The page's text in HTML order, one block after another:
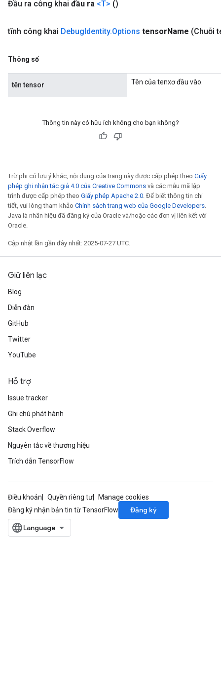
Đầu ra công khai đầu ra <T> ()
tĩnh công khai DebugIdentity.Options tensorName (Chuỗi
Thông số
tên tensor Tên của tenxơ đầu vào.
Thông tin này có hữu ích không cho bạn không?
Trừ phi có lưu ý khác, nội dung của trang này được cấp phép theo Giấy
phép ghi nhận tác giả 4.0 của Creative Commons và các mẫu mã lập
trình được cấp phép theo Giấy phép Apache 2.0. Để biết thông tin chi
tiết, vui lòng tham khảo Chính sách trang web của Google Developers.
Java là nhãn hiệu đã đăng ký của Oracle và/hoặc các đơn vị liên kết với
Oracle.
Cập nhật lần gần đây nhất: 2025-07-27 UTC.
Giữ liên lạc
Blog
Diễn đàn
GitHub
Twitter
YouTube
Hỗ trợ
Issue tracker
Ghi chú phát hành
Stack Overflow
Nguyên tắc về thương hiệu
Trích dẫn TensorFlow
Điều khoản Quyền riêng tư
Manage cookies
Đăng ký nhận bản tin từ TensorFlow
Đăng ký